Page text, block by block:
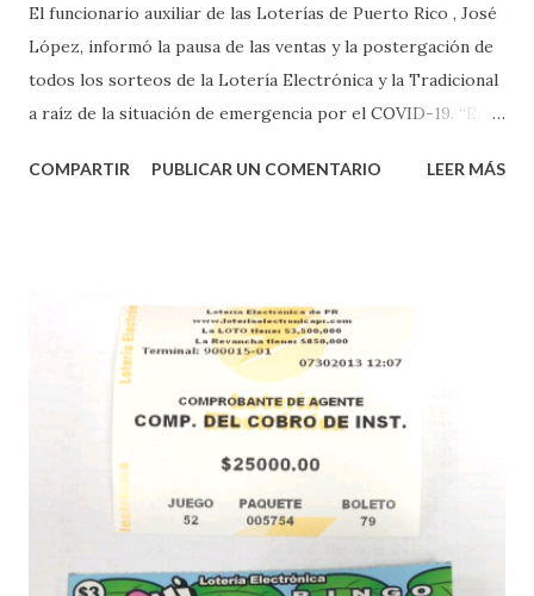
El funcionario auxiliar de las Loterías de Puerto Rico , José
López, informó la pausa de las ventas y la postergación de
todos los sorteos de la Lotería Electrónica y la Tradicional
a raíz de la situación de emergencia por el COVID-19. “En
proteger la salud de nuestros empleados, vendedores y
instantáneos”, indicó López. Sobre el sorteo de Powerball,
López explicó que el mismo se continuará realizando en los
Estados Unidos y los jugadores podrán conocer los
números ganadores del mismo a través de la página
aquellos con jugadas anticipadas de los sorteos locales (
Loto, Revancha, Pega 2, Pega 3 Pega 4 ) se les informará
Mientras, que l...
COMPARTIR PUBLICAR UN COMENTARIO LEER MÁS